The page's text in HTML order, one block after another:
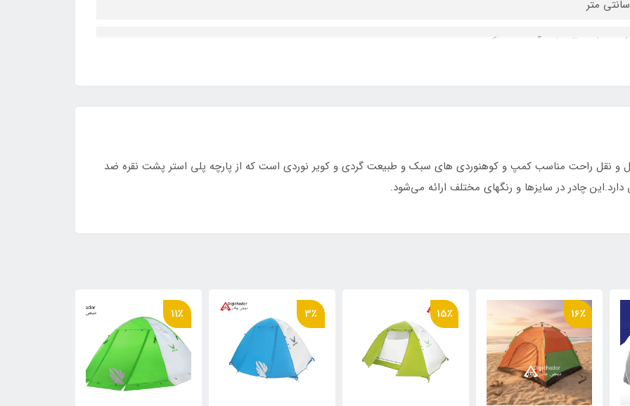
استر پشت نقره ضد آب درجه یک
نشستن ۱۲ نفر و یا خواب ۶ نفر
نقل راحت مناسب کمپ و کوهنوردی های سبک و طبیعت گردی و کویر نوردی است که از پارچه پلی استر پشت نقره ضد
چادر در سایزها و رنگهای مختلف ارائه می‌شود.
16٪ 15٪ 3٪ 11٪